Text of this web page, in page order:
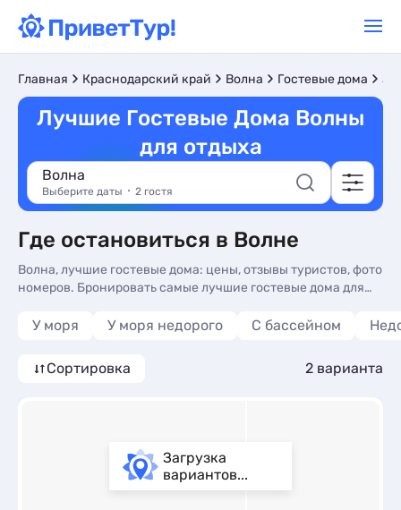
Главная Краснодарский край Волна Гостевые дома
Лучшие Гостевые Дома Волны
для отдыха
Волна
Выберите даты 2 гостя
Где остановиться в Волне
Волна, лучшие гостевые дома: цены, отзывы туристов, фото
номеров. Бронировать самые лучшие гостевые дома для
вариантов, от 2200 руб, номера с общей кухней,
У моря У моря недорого С бассейном
Сортировка 2 варианта
Загрузка
вариантов...